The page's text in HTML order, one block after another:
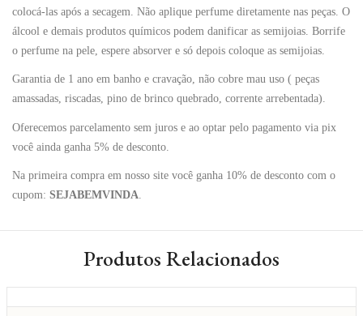
colocá-las após a secagem. Não aplique perfume diretamente nas peças. O
álcool e demais produtos químicos podem danificar as semijoias. Borrife
o perfume na pele, espere absorver e só depois coloque as semijoias.
Garantia de 1 ano em banho e cravação, não cobre mau uso ( peças
amassadas, riscadas, pino de brinco quebrado, corrente arrebentada).
Oferecemos parcelamento sem juros e ao optar pelo pagamento via pix
você ainda ganha 5% de desconto.
Na primeira compra em nosso site você ganha 10% de desconto com o
cupom: SEJABEMVINDA.
Produtos Relacionados